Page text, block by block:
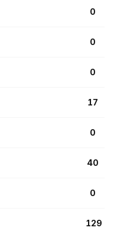
0
0
0
17
0
40
0
129